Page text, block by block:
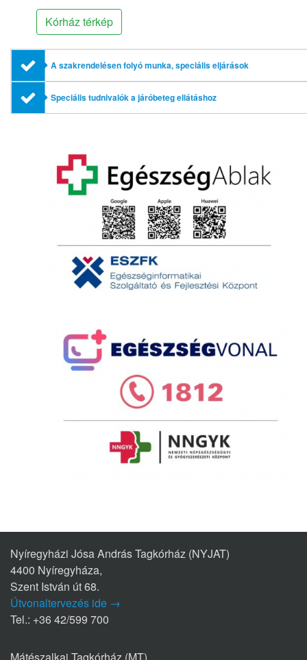
Kórház térkép
A szakrendelésen folyó munka, speciális eljárások
Speciális tudnivalók a járóbeteg ellátáshoz
Nyíregyházi Jósa András Tagkórház (NYJAT)
4400 Nyíregyháza,
Szent István út 68.
Útvonaltervezés ide →
Tel.: +36 42/599 700
Mátészalkai Tagkórház (MT)